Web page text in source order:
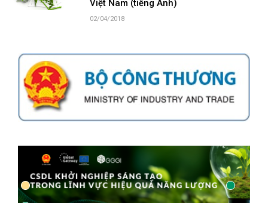
Việt Nam (tiếng Anh)
02/04/2018